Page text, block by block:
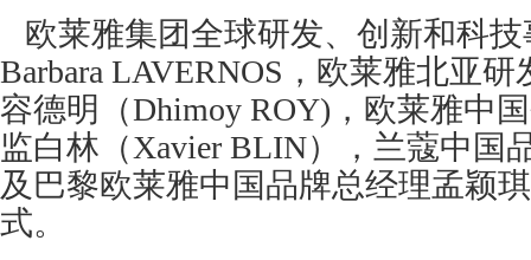
欧莱雅集团全球研发、创新和科
Barbara LAVERNOS，欧莱雅北亚
容德明（Dhimoy ROY)，欧莱雅中
监白林（Xavier BLIN），兰蔻中国
及巴黎欧莱雅中国品牌总经理孟颖
式。